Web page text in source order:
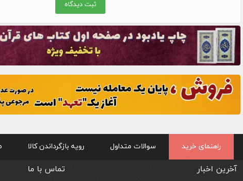
راهنمای خرید سوالات متداول رویه بازگرداندن کالا
آخرین اخبار تماس با ما